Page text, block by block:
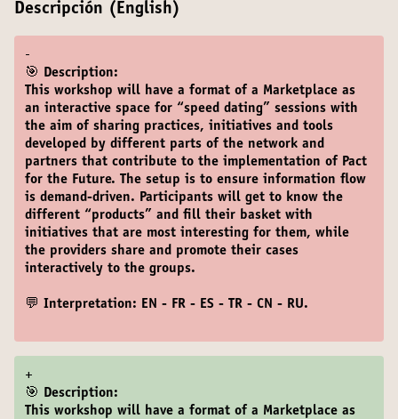
Descripción (English)
-
🎯 Description:
This workshop will have a format of a Marketplace as
an interactive space for “speed dating” sessions with
the aim of sharing practices, initiatives and tools
developed by different parts of the network and
partners that contribute to the implementation of Pact
for the Future. The setup is to ensure information flow
is demand-driven. Participants will get to know the
different “products” and fill their basket with
initiatives that are most interesting for them, while
the providers share and promote their cases
interactively to the groups.
💬 Interpretation: EN - FR - ES - TR - CN - RU.
+
🎯 Description:
This workshop will have a format of a Marketplace as